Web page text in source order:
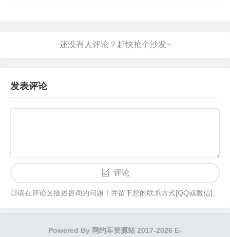
发表评论
评论
◎请在评论区描述咨询的问题！并留下您的联系方式[QQ或微信]。
Powered By 网约车资源站 2017-2026 E-